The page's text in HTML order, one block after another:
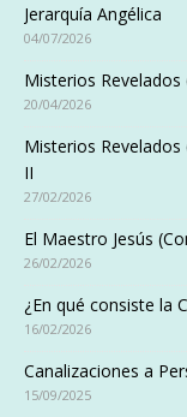
Jerarquía Angélica
04/07/2026
Misterios
20/04/2026
Misterios
II
27/02/2026
El Maestro Jesús
26/02/2026
¿En qué consiste la
16/02/2026
Canalizaciones a
15/09/2025